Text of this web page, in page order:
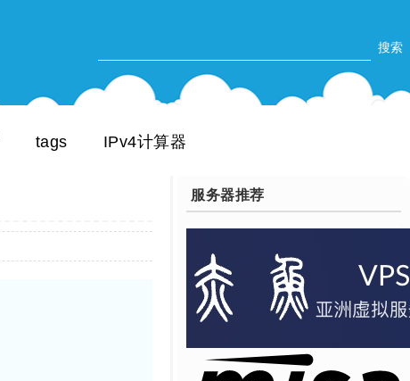
tags IPv4计算器
服务器推荐